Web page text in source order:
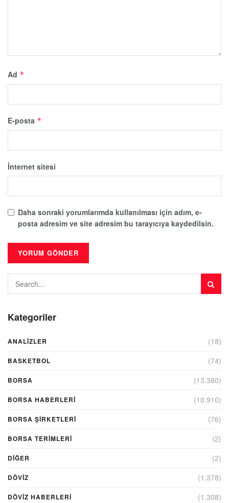
Ad *
E-posta *
İnternet sitesi
Daha sonraki yorumlarımda kullanılması için adım, e-
posta adresim ve site adresim bu tarayıcıya kaydedilsin.
Kategoriler
ANALIZLER (18)
BASKETBOL (74)
BORSA (13.380)
BORSA HABERLERI (10.910)
BORSA ŞIRKETLERI (76)
BORSA TERIMLERI (2)
DIĞER (2)
DÖVİZ (1.378)
DÖVIZ HABERLERI (1.308)